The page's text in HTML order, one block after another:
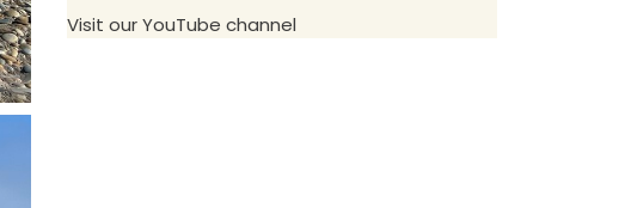
Visit our YouTube channel